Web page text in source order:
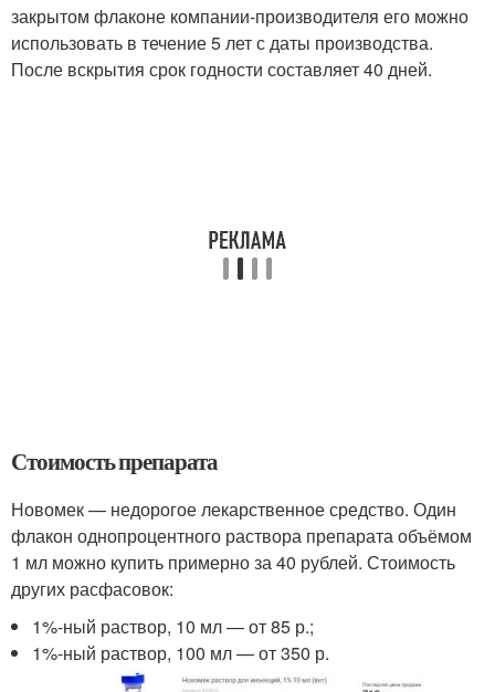
закрытом флаконе компании-производителя его можно
использовать в течение 5 лет с даты производства.
После вскрытия срок годности составляет 40 дней.
Стоимость препарата
Новомек — недорогое лекарственное средство. Один
флакон однопроцентного раствора препарата объёмом
1 мл можно купить примерно за 40 рублей. Стоимость
других расфасовок:
1%-ный раствор, 10 мл — от 85 р.;
1%-ный раствор, 100 мл — от 350 р.